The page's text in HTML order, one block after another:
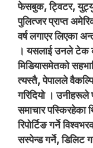
फेसबुक, ट्विटर,
पुलित्जर प्राप्त
वर्ष लगाएर लिएका
। यसलाई उनले टेक
मिडियासमेतको
त्यस्तै, पेपालले
गरिदियो । उनीहरूले
समाचार पस्किरहेका
रिपोर्टिङ गर्ने
सस्पेन्ड गर्ने, डिलिट